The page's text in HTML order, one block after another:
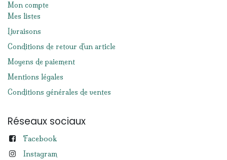
Mon compte
Mes listes
Livraisons
Conditions de retour d'un article
Moyens de paiement
Mentions légales
Conditions générales de ventes
Réseaux sociaux
Facebook
Instagram